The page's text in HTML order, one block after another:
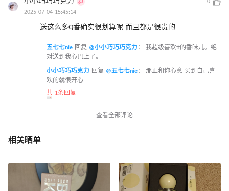
0
2025-07-04 15:45:14
送这么多Q香确实很划算呢 而且都是很贵的
五七七nie 回复 @小小巧巧巧克力 ： 我超级喜欢tf的香味儿。绝
对送到我心巴上了。
小小巧巧巧克力 回复 @五七七nie： 那正和你心意 买到自己喜
欢的就很开心
共-1条回复
查看全部评论
相关晒单